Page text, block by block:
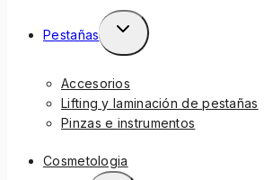
Pestañas
Accesorios
Lifting y laminación de pestañas
Pinzas e instrumentos
Cosmetologia